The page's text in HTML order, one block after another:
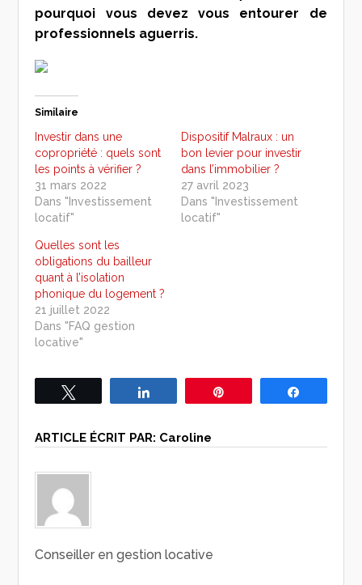
pourquoi vous devez vous entourer de
professionnels aguerris.
Similaire
Investir dans une
copropriété : quels sont
les points à vérifier ?
31 mars 2022
Dans "Investissement
locatif"
Dispositif Malraux : un
bon levier pour investir
dans l’immobilier ?
27 avril 2023
Dans "Investissement
locatif"
Quelles sont les
obligations du bailleur
quant à l’isolation
phonique du logement ?
21 juillet 2022
Dans "FAQ gestion
locative"
ARTICLE ÉCRIT PAR: Caroline
Conseiller en gestion locative